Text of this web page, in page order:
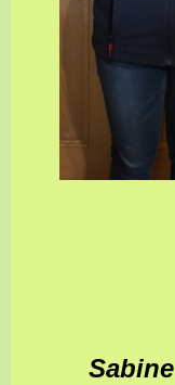
Sabine